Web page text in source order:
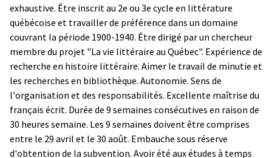
exhaustive. Être inscrit au 2e ou 3e cycle en littérature
québécoise et travailler de préférence dans un domaine
couvrant la période 1900-1940. Être dirigé par un chercheur
membre du projet "La vie littéraire au Québec". Expérience de
recherche en histoire littéraire. Aimer le travail de minutie et
les recherches en bibliothèque. Autonomie. Sens de
l'organisation et des responsabilités. Excellente maîtrise du
français écrit. Durée de 9 semaines consécutives en raison de
30 heures semaine. Les 9 semaines doivent être comprises
entre le 29 avril et le 30 août. Embauche sous réserve
d'obtention de la subvention. Avoir été aux études à temps